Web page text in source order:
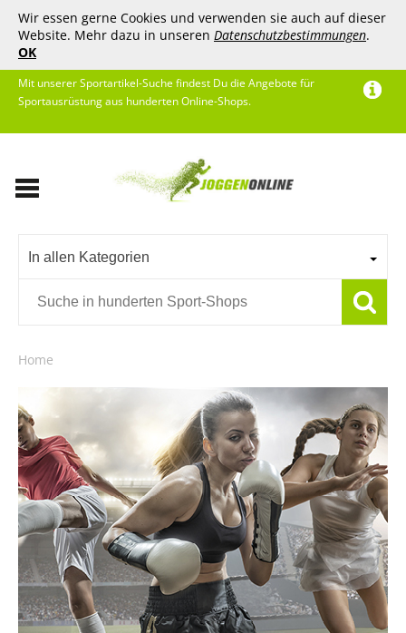
Wir essen gerne Cookies und verwenden sie auch auf dieser
Website. Mehr dazu in unseren Datenschutzbestimmungen.
OK
Mit unserer Sportartikel-Suche findest Du die Angebote für
Sportausrüstung aus hunderten Online-Shops.
In allen Kategorien
Home